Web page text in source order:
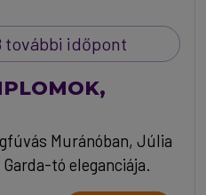
további időpont
Muránóban, Júlia
tó eleganciája.